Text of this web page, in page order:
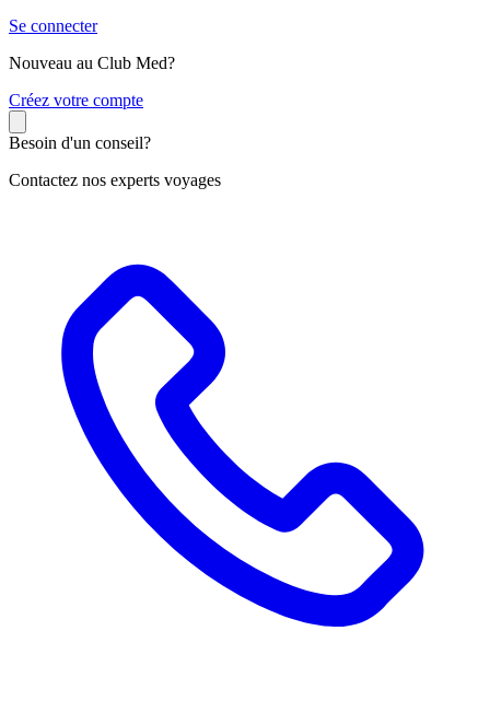
Se connecter
Nouveau au Club Med?
Créez votre compte
Besoin d'un conseil?
Contactez nos experts voyages